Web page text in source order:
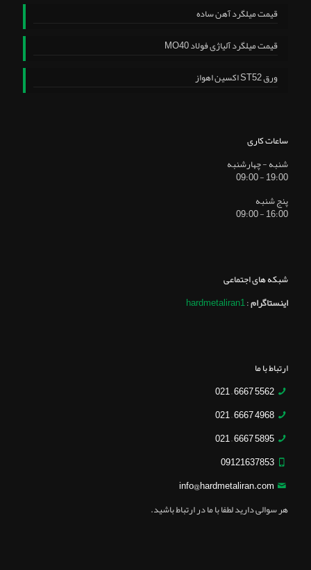
قیمت میلگرد آهن ساده
قیمت میلگرد آلیاژی فولاد MO40
ورق ST52 اکسین اهواز
ساعات کاری
شنبه - چهارشنبه
19:00 - 09:00
پنج شنبه
16:00 - 09:00
شبکه های اجتماعی
اینستاگرام:
hardmetaliran1
ارتباط با ما
5562 6667 – 021
4968 6667 – 021
5895 6667 – 021
09121637853
info@hardmetaliran.com
هر سوالی دارید لطفا با ما در ارتباط باشید.